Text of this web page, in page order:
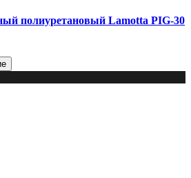
полиуретановый Lamotta PIG-30